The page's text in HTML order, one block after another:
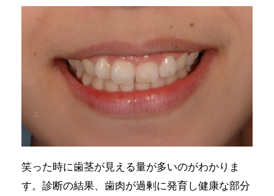
笑った時に歯茎が見える量が多いのがわかりま
す。診断の結果、歯肉が過剰に発育し健康な部分